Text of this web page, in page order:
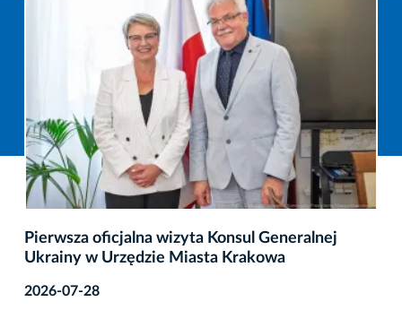
Pierwsza oficjalna wizyta Konsul Generalnej
Ukrainy w Urzędzie Miasta Krakowa
2026-07-28